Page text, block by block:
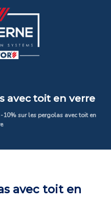
avec toit en verre
-10% sur les pergolas avec toit en
avec toit en